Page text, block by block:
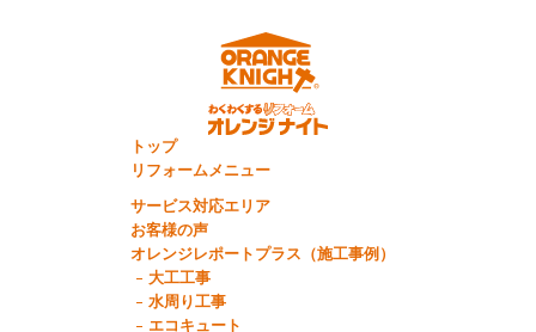
トップ
リフォームメニュー
サービス対応エリア
お客様の声
オレンジレポートプラス（施工事例）
大工工事
水周り工事
エコキュート